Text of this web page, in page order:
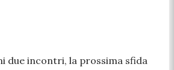
due incontri, la prossima sfida